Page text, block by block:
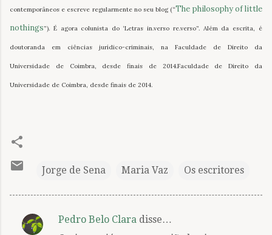
contemporâneos e escreve regularmente no seu blog (“The philosophy of little
nothings”). É agora colunista do ‘Letras in.verso re.verso”. Além da escrita, é
doutoranda em ciências jurídico-criminais, na Faculdade de Direito da
Universidade de Coimbra, desde finais de 2014.Faculdade de Direito da
Universidade de Coimbra, desde finais de 2014.
Jorge de Sena Maria Vaz Os escritores
C
Pedro Belo Clara disse…